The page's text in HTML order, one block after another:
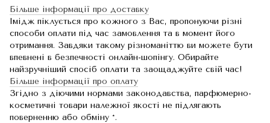
Більше інформації про доставку
Імідж піклується про кожного з Вас, пропонуючи різні
способи оплати під час замовлення та в момент його
отримання. Завдяки такому різноманіттю ви можете бути
впевнені в безпечності онлайн-шопінгу. Обирайте
найзручніший спосіб оплати та заощаджуйте свій час!
Більше інформації про оплату
Згідно з діючими нормами законодавства, парфюмерно-
косметичні товари належної якості не підлягають
поверненню або обміну *.